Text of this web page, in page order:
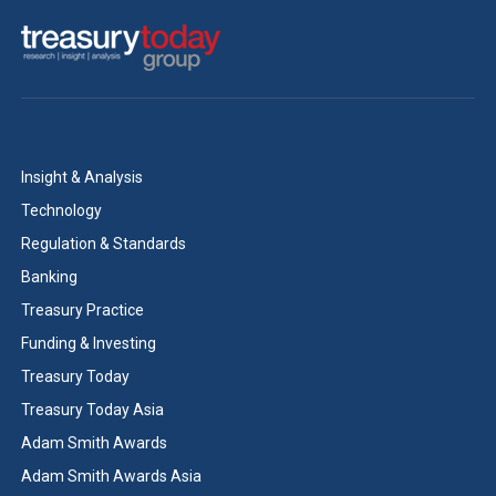
Insight & Analysis
Technology
Regulation & Standards
Banking
Treasury Practice
Funding & Investing
Treasury Today
Treasury Today Asia
Adam Smith Awards
Adam Smith Awards Asia